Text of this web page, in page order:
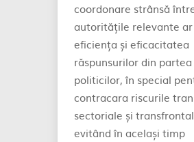
coordonare strânsă
autoritățile relevante ar
eficiența și eficacitatea
răspunsurilor din partea
politicilor, în special
contracara riscurile
sectoriale și
evitând în același timp